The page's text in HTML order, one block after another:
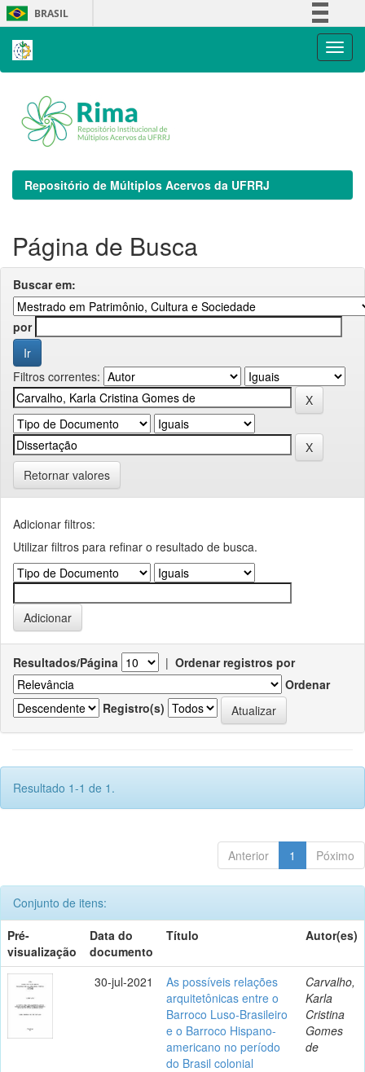
Skip
navigation
BRASIL
Repositório de Múltiplos Acervos da UFRRJ
Página de Busca
Buscar em:
por
Filtros correntes:
Retornar valores
Adicionar filtros:
Utilizar filtros para refinar o resultado de busca.
Resultados/Página | Ordenar registros por
Ordenar
Registro(s)
Resultado 1-1 de 1.
Anterior 1 Póximo
Conjunto de itens:
Pré-
visualização
Data do
documento
Título Autor(es)
30-jul-2021
As possíveis relações
arquitetônicas entre o
Barroco Luso-Brasileiro
e o Barroco Hispano-
americano no período
do Brasil colonial
Carvalho,
Karla
Cristina
Gomes
de